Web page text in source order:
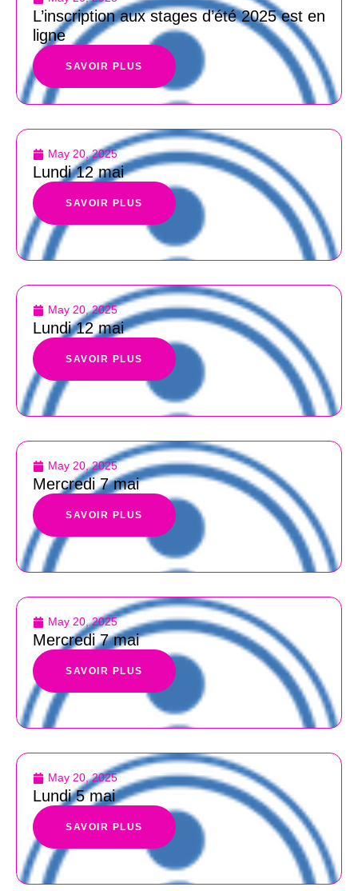
L’inscription aux stages d’été 2025 est en
ligne
SAVOIR PLUS
May 20, 2025
Lundi 12 mai
SAVOIR PLUS
May 20, 2025
Lundi 12 mai
SAVOIR PLUS
May 20, 2025
Mercredi 7 mai
SAVOIR PLUS
May 20, 2025
Mercredi 7 mai
SAVOIR PLUS
May 20, 2025
Lundi 5 mai
SAVOIR PLUS